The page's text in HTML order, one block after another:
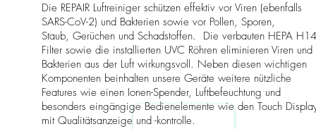
MEHR ERFAHREN
Die REPAIR Luftreiniger schützen effektiv vor Viren (ebenfalls
SARS-CoV-2) und Bakterien sowie vor Pollen, Sporen,
Staub, Gerüchen und Schadstoffen. Die verbauten HEPA
Filter sowie die installierten UVC Röhren eliminieren Viren und
Bakterien aus der Luft wirkungsvoll. Neben diesen wichtigen
Komponenten beinhalten unsere Geräte weitere nützliche
Features wie einen Ionen-Spender, Luftbefeuchtung und
besonders eingängige Bedienelemente wie den Touch
mit Qualitätsanzeige und -kontrolle.